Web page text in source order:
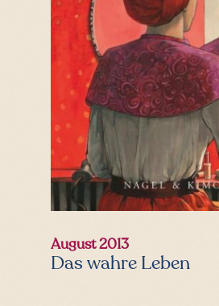
Das wahre Leben
August 2013